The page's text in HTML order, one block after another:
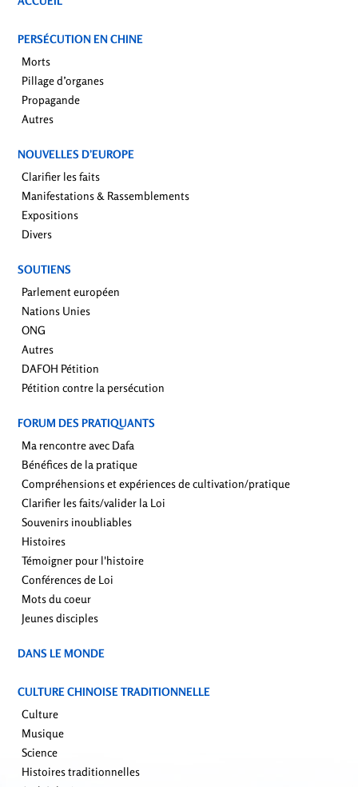
PERSÉCUTION EN CHINE
Morts
Pillage d’organes
Propagande
Autres
NOUVELLES D’EUROPE
Clarifier les faits
Manifestations & Rassemblements
Expositions
Divers
SOUTIENS
Parlement européen
Nations Unies
ONG
Autres
DAFOH Pétition
Pétition contre la persécution
FORUM DES PRATIQUANTS
Ma rencontre avec Dafa
Bénéfices de la pratique
Compréhensions et expériences de cultivation/pratique
Clarifier les faits/valider la Loi
Souvenirs inoubliables
Histoires
Témoigner pour l'histoire
Conférences de Loi
Mots du coeur
Jeunes disciples
DANS LE MONDE
CULTURE CHINOISE TRADITIONNELLE
Culture
Musique
Science
Histoires traditionnelles